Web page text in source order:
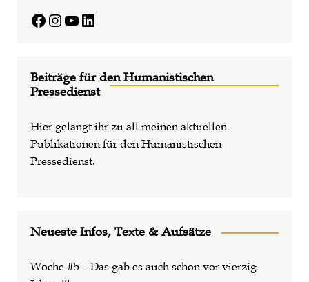
Facebook
Instagram
YouTube
LinkedIn
Beiträge für den Humanistischen
Pressedienst
Hier gelangt ihr zu all meinen aktuellen
Publikationen für den Humanistischen
Pressedienst.
Neueste Infos, Texte & Aufsätze
Woche #5 – Das gab es auch schon vor vierzig